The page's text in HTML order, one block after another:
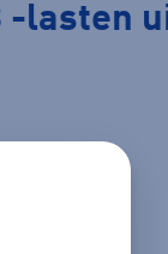
-lasten